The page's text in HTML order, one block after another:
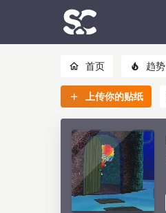
首页 趋势
上传你的贴纸